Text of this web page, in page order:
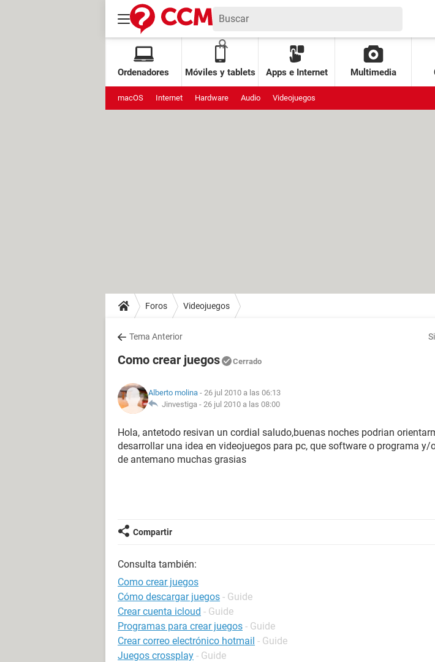
Ordenadores Móviles y tablets Apps e Internet Multimedia
macOS Internet Hardware Audio Videojuegos
Foros Videojuegos
Tema Anterior
Como crear juegos Cerrado
Alberto molina - 26 jul 2010 a las 06:13
Jinvestiga - 26 jul 2010 a las 08:00
Hola, antetodo resivan un cordial saludo,buenas noches podrian
desarrollar una idea en videojuegos para pc, que software o programa y/
de antemano muchas grasias
Compartir
Consulta también:
Como crear juegos
Cómo descargar juegos - Guide
Crear cuenta icloud - Guide
Programas para crear juegos - Guide
Crear correo electrónico hotmail - Guide
Juegos crossplay - Guide